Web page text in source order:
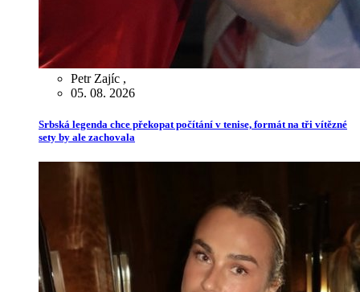
Petr Zajíc ,
05. 08. 2026
Srbská legenda chce překopat počítání v tenise, formát na tři vítězné
sety by ale zachovala